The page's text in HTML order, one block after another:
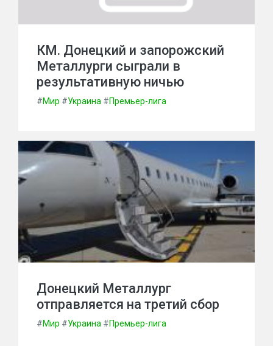
КМ. Донецкий и запорожский
Металлурги сыграли в
результативную ничью
#Мир #Украина #Премьер-лига
Донецкий Металлург
отправляется на третий сбор
#Мир #Украина #Премьер-лига